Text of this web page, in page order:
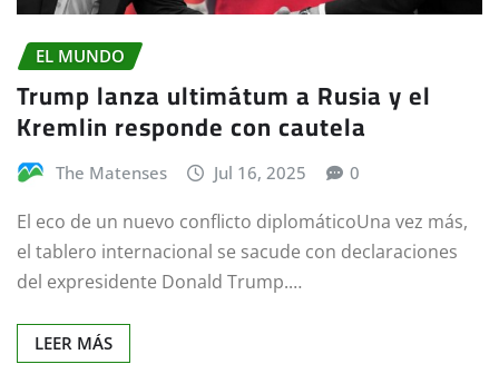
EL MUNDO
Trump lanza ultimátum a Rusia y el
Kremlin responde con cautela
The Matenses Jul 16, 2025 0
El eco de un nuevo conflicto diplomáticoUna vez más,
el tablero internacional se sacude con declaraciones
del expresidente Donald Trump.…
LEER MÁS